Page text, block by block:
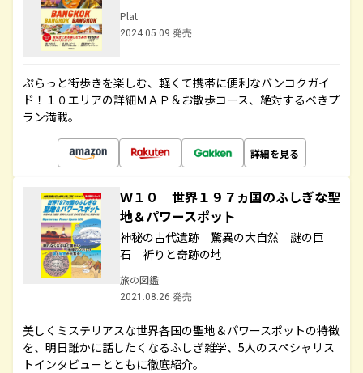
Plat
2024.05.09 発売
ぷらっと街歩きを楽しむ、軽くて携帯に便利なバンコクガイ
ド！１０エリアの詳細ＭＡＰ＆お散歩コース、絶対するべきプ
ラン満載。
詳細を見る
Ｗ１０ 世界１９７ヵ国のふしぎな聖
地＆パワースポット
神秘の古代遺跡 驚異の大自然 謎の巨
石 祈りと奇跡の地
旅の図鑑
2021.08.26 発売
美しくミステリアスな世界各国の聖地＆パワースポットの特徴
を、明日誰かに話したくなるふしぎ雑学、5人のスペシャリス
トインタビューとともに徹底紹介。